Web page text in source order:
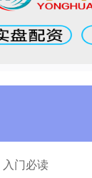
门必读